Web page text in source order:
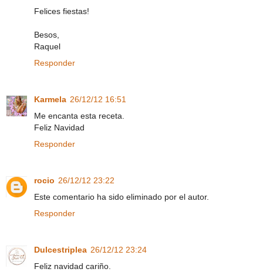
Felices fiestas!
Besos,
Raquel
Responder
Karmela 26/12/12 16:51
Me encanta esta receta.
Feliz Navidad
Responder
rocio 26/12/12 23:22
Este comentario ha sido eliminado por el autor.
Responder
Dulcestriplea 26/12/12 23:24
Feliz navidad cariño.